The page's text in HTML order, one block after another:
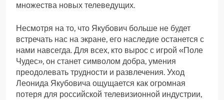
множества новых телеведущих.
Несмотря на то, что Якубович больше не будет
встречать нас на экране, его наследие останется с
нами навсегда. Для всех, кто вырос с игрой «Поле
Чудес», он станет символом добра, умения
преодолевать трудности и развлечения. Уход
Леонида Якубовича ощущается как огромная
потеря для российской телевизионной индустрии,